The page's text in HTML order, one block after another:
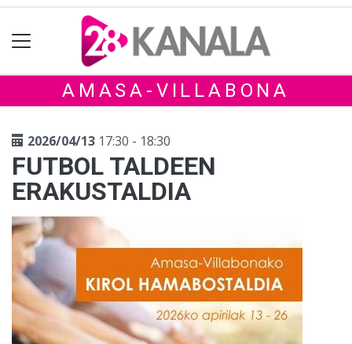
AMASA-VILLABONA
2026/04/13 17:30 - 18:30
FUTBOL TALDEEN
ERAKUSTALDIA